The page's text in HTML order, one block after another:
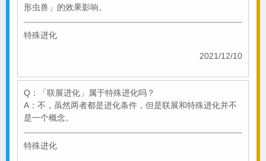
形虫兽」的效果影响。
特殊进化
2021/12/10
Q：「联展进化」属于特殊进化吗？
A：不，虽然两者都是进化条件，但是联展和特殊进化并不
是一个概念。
特殊进化